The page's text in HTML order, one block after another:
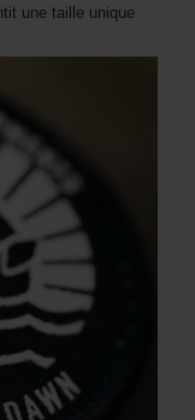
une taille unique